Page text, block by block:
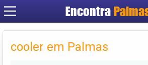
Encontra
Cadastrar
Criar conta
cooler em Palmas